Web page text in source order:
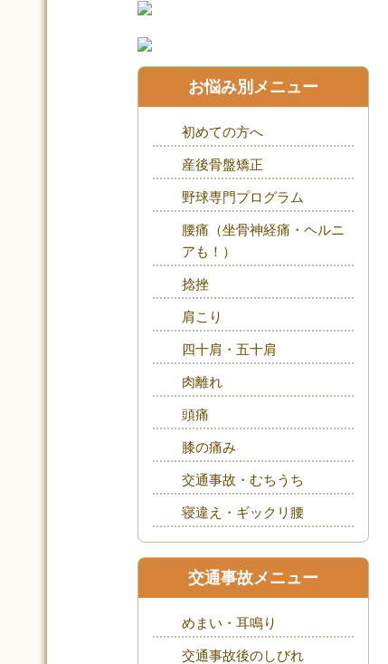
お悩み別メニュー
初めての方へ
産後骨盤矯正
野球専門プログラム
腰痛（坐骨神経痛・ヘルニ
アも！）
捻挫
肩こり
四十肩・五十肩
肉離れ
頭痛
膝の痛み
交通事故・むちうち
寝違え・ギックリ腰
交通事故メニュー
めまい・耳鳴り
交通事故後のしびれ